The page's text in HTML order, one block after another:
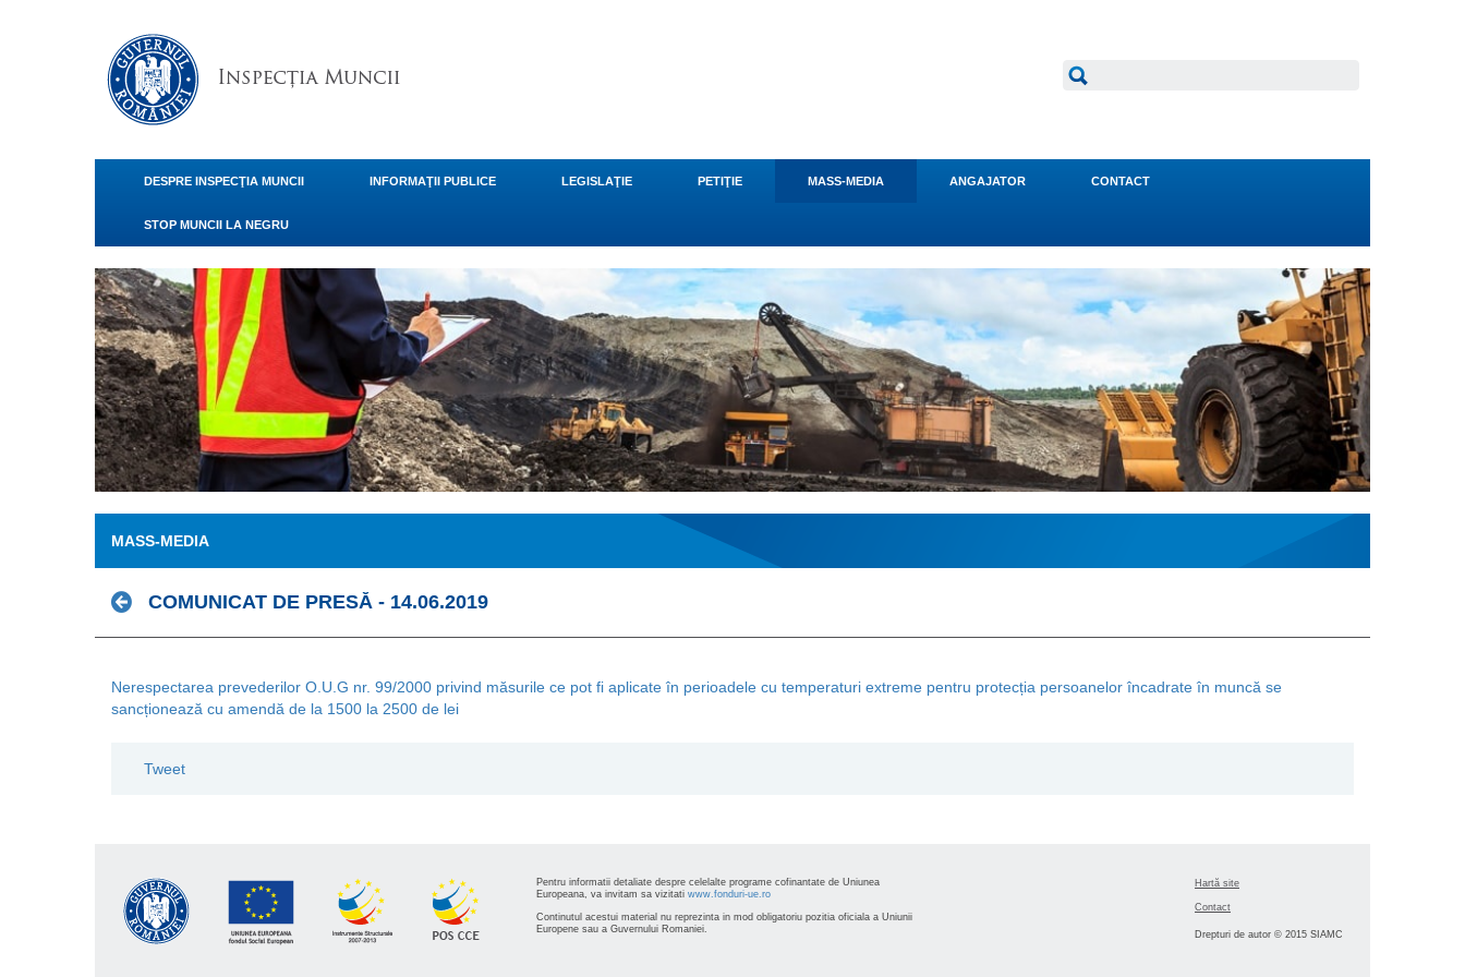
DESPRE INSPECŢIA MUNCII INFORMAŢII PUBLICE LEGISLAŢIE PETIŢIE MASS-MEDIA ANGAJATOR CONTACT
STOP MUNCII LA NEGRU
MASS-MEDIA
COMUNICAT DE PRESĂ - 14.06.2019
Nerespectarea prevederilor O.U.G nr. 99/2000 privind măsurile ce pot fi aplicate în perioadele cu temperaturi extreme pentru protecția persoanelor încadrate în muncă se
sancționează cu amendă de la 1500 la 2500 de lei
Tweet
Pentru informatii detaliate despre celelalte programe cofinantate de Uniunea
Europeana, va invitam sa vizitati www.fonduri-ue.ro
Continutul acestui material nu reprezinta in mod obligatoriu pozitia oficiala a Uniunii
Europene sau a Guvernului Romaniei.
Hartă site
Contact
Drepturi de autor © 2015 SIAMC